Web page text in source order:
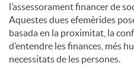
n
g
l’assessorament financer de
Aquestes dues efemèrides
basada en la proximitat, la
d’entendre les finances, més
necessitats de les persones.